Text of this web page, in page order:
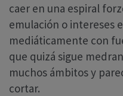
caer en una espiral
emulación o intereses
mediáticamente con
que quizá sigue
muchos ámbitos y
cortar.